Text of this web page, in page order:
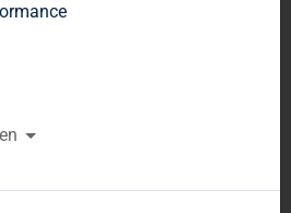
AG: Olaf
von neuen
Ausübung